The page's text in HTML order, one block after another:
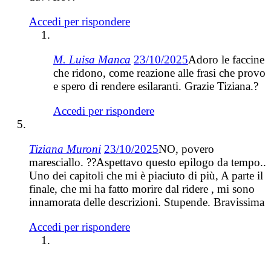
Accedi per rispondere
M. Luisa Manca 23/10/2025Adoro le faccine
che ridono, come reazione alle frasi che provo
e spero di rendere esilaranti. Grazie Tiziana.?
Accedi per rispondere
Tiziana Muroni 23/10/2025NO, povero
maresciallo. ??Aspettavo questo epilogo da tempo..
Uno dei capitoli che mi è piaciuto di più, A parte il
finale, che mi ha fatto morire dal ridere , mi sono
innamorata delle descrizioni. Stupende. Bravissima
Accedi per rispondere